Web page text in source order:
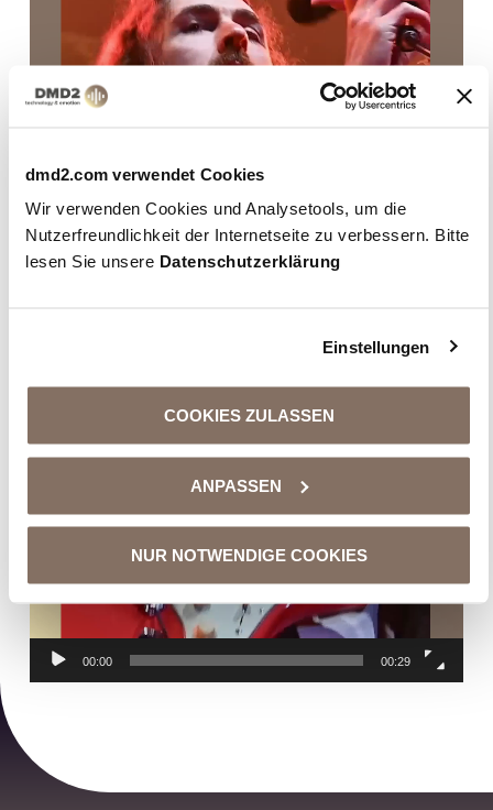
dmd2.com verwendet Cookies
Wir verwenden Cookies und Analysetools, um die
Nutzerfreundlichkeit der Internetseite zu verbessern. Bitte
lesen Sie unsere Datenschutzerklärung
Einstellungen
COOKIES ZULASSEN
ANPASSEN
NUR NOTWENDIGE COOKIES
00:00 00:29